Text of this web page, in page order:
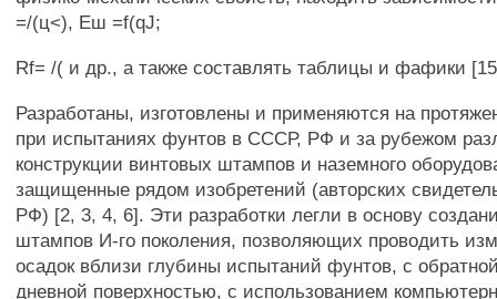
=/(ц<), Еш =f(qJ;
Rf= /( и др., а также составлять таблицы и фафики
Разработаны, изготовлены и применяются на
при испытаниях фунтов в СССР, РФ и за рубежом
конструкции винтовых штампов и наземного
защищенные рядом изобретений (авторских
РФ) [2, 3, 4, 6]. Эти разработки легли в основу
штампов И-го поколения, позволяющих проводить
осадок вблизи глубины испытаний фунтов, с
дневной поверхностью, с использованием